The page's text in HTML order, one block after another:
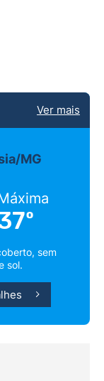
Ver mais
MG
sem
sol.